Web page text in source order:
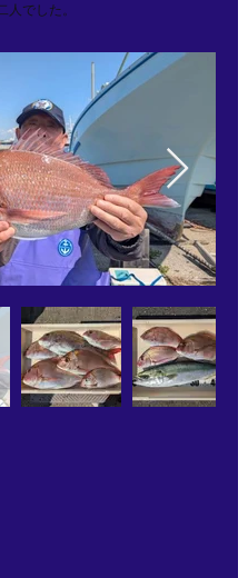
人でした。